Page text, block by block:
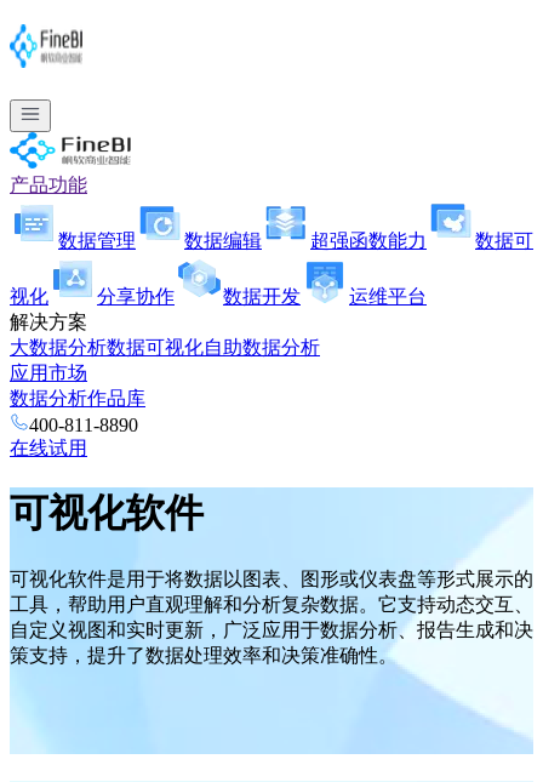
产品功能
数据管理 数据编辑 超强函数能力 数据可
视化 分享协作 数据开发
运维平台
解决方案
大数据分析数据可视化自助数据分析
应用市场
数据分析作品库
400-811-8890
在线试用
可视化软件
可视化软件是用于将数据以图表、图形或仪表盘等形式展示的
工具，帮助用户直观理解和分析复杂数据。它支持动态交互、
自定义视图和实时更新，广泛应用于数据分析、报告生成和决
策支持，提升了数据处理效率和决策准确性。